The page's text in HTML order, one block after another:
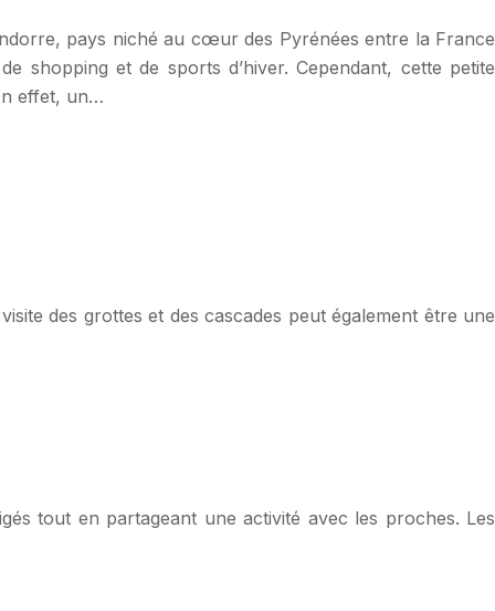
pays niché au cœur des Pyrénées entre la France
shopping et de sports d’hiver. Cependant, cette petite
effet, un…
des grottes et des cascades peut également être une
tout en partageant une activité avec les proches. Les